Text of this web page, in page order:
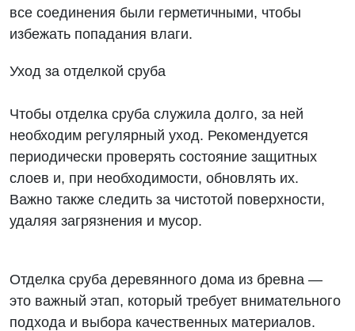
все соединения были герметичными, чтобы
избежать попадания влаги.
Уход за отделкой сруба
Чтобы отделка сруба служила долго, за ней
необходим регулярный уход. Рекомендуется
периодически проверять состояние защитных
слоев и, при необходимости, обновлять их.
Важно также следить за чистотой поверхности,
удаляя загрязнения и мусор.
Отделка сруба деревянного дома из бревна —
это важный этап, который требует внимательного
подхода и выбора качественных материалов.